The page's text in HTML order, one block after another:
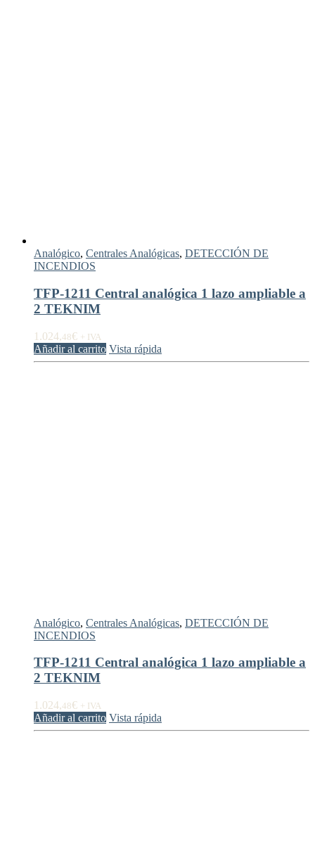
Analógico, Centrales Analógicas, DETECCIÓN DE
INCENDIOS
TFP-1211 Central analógica 1 lazo ampliable a
2 TEKNIM
1.024,48€ + IVA
Añadir al carrito Vista rápida
Analógico, Centrales Analógicas, DETECCIÓN DE
INCENDIOS
TFP-1211 Central analógica 1 lazo ampliable a
2 TEKNIM
1.024,48€ + IVA
Añadir al carrito Vista rápida